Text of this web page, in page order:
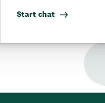
Start chat